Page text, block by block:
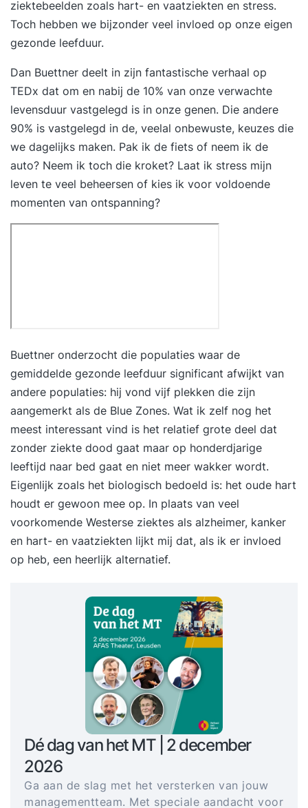
ziektebeelden zoals hart- en vaatziekten en stress.
Toch hebben we bijzonder veel invloed op onze eigen
gezonde leefduur.
Dan Buettner deelt in zijn fantastische verhaal op
TEDx dat om en nabij de 10% van onze verwachte
levensduur vastgelegd is in onze genen. Die andere
90% is vastgelegd in de, veelal onbewuste, keuzes die
we dagelijks maken. Pak ik de fiets of neem ik de
auto? Neem ik toch die kroket? Laat ik stress mijn
leven te veel beheersen of kies ik voor voldoende
momenten van ontspanning?
Buettner onderzocht die populaties waar de
gemiddelde gezonde leefduur significant afwijkt van
andere populaties: hij vond vijf plekken die zijn
aangemerkt als de Blue Zones. Wat ik zelf nog het
meest interessant vind is het relatief grote deel dat
zonder ziekte dood gaat maar op honderdjarige
leeftijd naar bed gaat en niet meer wakker wordt.
Eigenlijk zoals het biologisch bedoeld is: het oude hart
houdt er gewoon mee op. In plaats van veel
voorkomende Westerse ziektes als alzheimer, kanker
en hart- en vaatziekten lijkt mij dat, als ik er invloed
op heb, een heerlijk alternatief.
Dé dag van het MT | 2 december
2026
Ga aan de slag met het versterken van jouw
managementteam. Met speciale aandacht voor